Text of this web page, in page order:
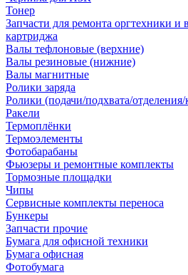
Тонер
Запчасти для ремонта оргтехники и
картриджа
Валы тефлоновые (верхние)
Валы резиновые (нижние)
Валы магнитные
Ролики заряда
Ролики (подачи/подхвата/
Ракели
Термоплёнки
Термоэлементы
Фотобарабаны
Фьюзеры и ремонтные комплекты
Тормозные площадки
Чипы
Сервисные комплекты переноса
Бункеры
Запчасти прочие
Бумага для офисной техники
Бумага офисная
Фотобумага